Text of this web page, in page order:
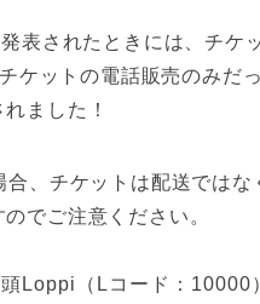
表されたときには、チケ
ケットの電話販売のみだ
ました！
合、チケットは配送では
でご注意ください。
Loppi（Lコード：10000